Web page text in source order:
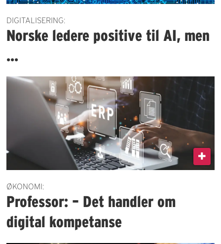
DIGITALISERING:
Norske ledere positive til AI, men
...
ØKONOMI:
Professor: – Det handler om
digital kompetanse